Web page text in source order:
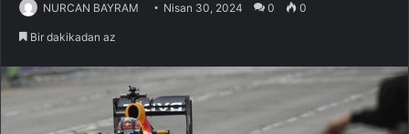
NURCAN BAYRAM Nisan 30, 2024 0 0
Bir dakikadan az